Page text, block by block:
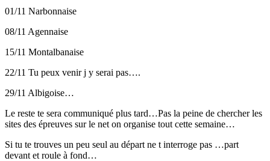
01/11 Narbonnaise
08/11 Agennaise
15/11 Montalbanaise
22/11 Tu peux venir j y serai pas….
29/11 Albigoise…
Le reste te sera communiqué plus tard…Pas la peine de chercher les
sites des épreuves sur le net on organise tout cette semaine…
Si tu te trouves un peu seul au départ ne t interroge pas …part
devant et roule à fond…